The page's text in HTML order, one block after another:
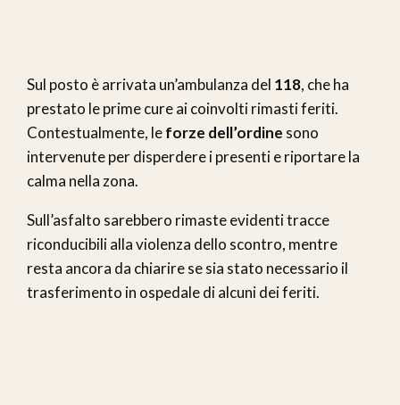
Sul posto è arrivata un’ambulanza del 118, che ha
prestato le prime cure ai coinvolti rimasti feriti.
Contestualmente, leforze dell’ordine sono
intervenute per disperdere i presenti e riportare la
calma nella zona.
Sull’asfalto sarebbero rimaste evidenti tracce
riconducibili alla violenza dello scontro, mentre
resta ancora da chiarire se sia stato necessario il
trasferimento in ospedale di alcuni dei feriti.